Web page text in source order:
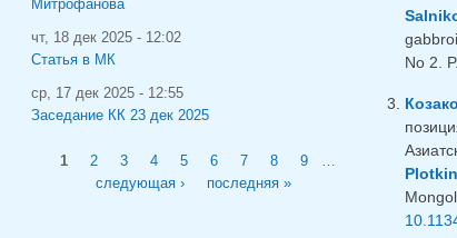
No 2.
Митрофанова
чт, 18 дек 2025 - 12:02
Статья в МК
ср, 17 дек 2025 - 12:55
Заседание КК 23 дек 2025
Страницы
1 2 3 4 5 6 7 8 9
следующая ›
последняя »